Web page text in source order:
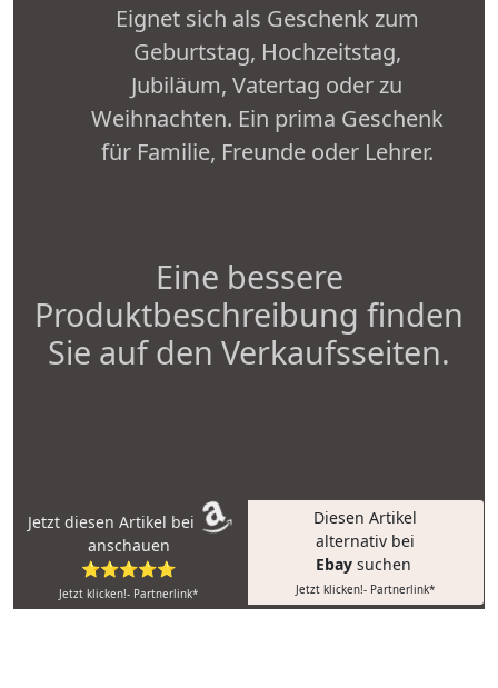
Eignet sich als Geschenk zum
Geburtstag, Hochzeitstag,
Jubiläum, Vatertag oder zu
Weihnachten. Ein prima Geschenk
für Familie, Freunde oder Lehrer.
Eine bessere
Produktbeschreibung finden
Sie auf den Verkaufsseiten.
Jetzt diesen Artikel bei
anschauen
⭐⭐⭐⭐⭐
Jetzt klicken!- Partnerlink*
Diesen Artikel
alternativ bei
Ebay suchen
Jetzt klicken!- Partnerlink*